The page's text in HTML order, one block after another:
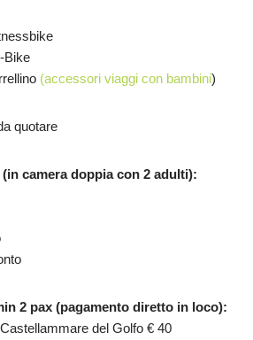
(accessori viaggi con bambini)
quotare
(in camera doppia con 2 adulti):
2 pax (pagamento diretto in loco):
del Golfo € 40